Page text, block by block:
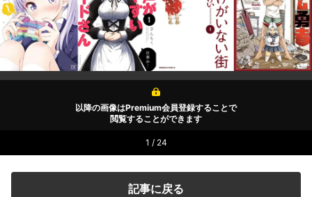
以降の画像はPremium会員登録することで
閲覧することができます
1 / 24
記事に戻る